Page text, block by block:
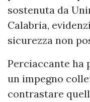
sostenuta da
Calabria,
sicurezza non
Perciaccante ha
un impegno
contrastare